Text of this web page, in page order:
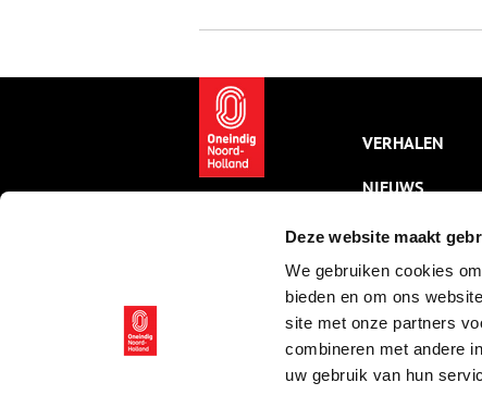
Deze website maakt
We gebruiken cookies
bieden en om ons
site met onze partners
combineren met andere
uw gebruik van hun
andere opbergdozen van hout,
versierd. De kunstvorm is
ingebed in een lange traditie,
waarbij kunstenaars uit Oost en
West zich door elkaars werk
lieten inspireren.
VERHALEN
NIEUWS
KALENDER
THEMA’S
ACTIVITEITEN
VIDEO’S